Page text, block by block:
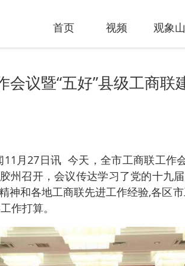
首页 视频 观象山
会议暨“五好”县级工商联
月27日讯 今天，全市工商联工作
州召开，会议传达学习了党的十九
神和各地工商联先进工作经验,各区
作打算。